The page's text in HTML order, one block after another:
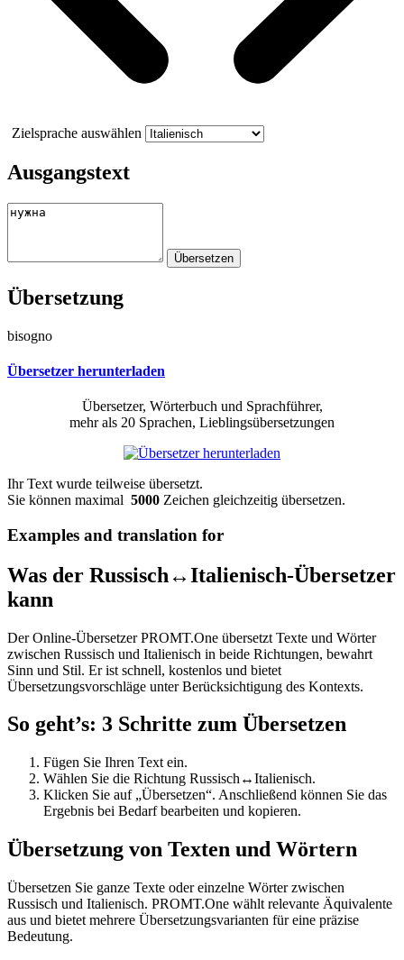
Zielsprache auswählen
Ausgangstext
Übersetzung
bisogno
Übersetzer herunterladen
Übersetzer, Wörterbuch und Sprachführer,
mehr als 20 Sprachen, Lieblingsübersetzungen
Ihr Text wurde teilweise übersetzt.
Sie können maximal 5000 Zeichen gleichzeitig übersetzen.
Examples and translation for
Was der Russisch↔Italienisch-Übersetzer
kann
Der Online-Übersetzer PROMT.One übersetzt Texte und Wörter
zwischen Russisch und Italienisch in beide Richtungen, bewahrt
Sinn und Stil. Er ist schnell, kostenlos und bietet
Übersetzungsvorschläge unter Berücksichtigung des Kontexts.
So geht’s: 3 Schritte zum Übersetzen
Fügen Sie Ihren Text ein.
Wählen Sie die Richtung Russisch↔Italienisch.
Klicken Sie auf „Übersetzen“. Anschließend können Sie das
Ergebnis bei Bedarf bearbeiten und kopieren.
Übersetzung von Texten und Wörtern
Übersetzen Sie ganze Texte oder einzelne Wörter zwischen
Russisch und Italienisch. PROMT.One wählt relevante Äquivalente
aus und bietet mehrere Übersetzungsvarianten für eine präzise
Bedeutung.